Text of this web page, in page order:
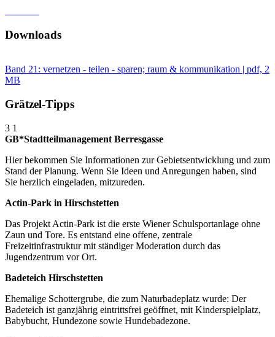
Downloads
Band 21: vernetzen - teilen - sparen; raum & kommunikation | pdf, 2
MB
Grätzel-Tipps
3 1
GB*Stadtteilmanagement Berresgasse
Hier bekommen Sie Informationen zur Gebietsentwicklung und zum
Stand der Planung. Wenn Sie Ideen und Anregungen haben, sind
Sie herzlich eingeladen, mitzureden.
Actin-Park in Hirschstetten
Das Projekt Actin-Park ist die erste Wiener Schulsportanlage ohne
Zaun und Tore. Es entstand eine offene, zentrale
Freizeitinfrastruktur mit ständiger Moderation durch das
Jugendzentrum vor Ort.
Badeteich Hirschstetten
Ehemalige Schottergrube, die zum Naturbadeplatz wurde: Der
Badeteich ist ganzjährig eintrittsfrei geöffnet, mit Kinderspielplatz,
Babybucht, Hundezone sowie Hundebadezone.